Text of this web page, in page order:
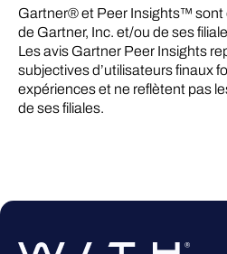
Gartner® et Peer Insights™ sont
de Gartner, Inc. et/ou de ses
Les avis Gartner Peer Insights
subjectives d’utilisateurs finaux
expériences et ne reflètent pas
de ses filiales.